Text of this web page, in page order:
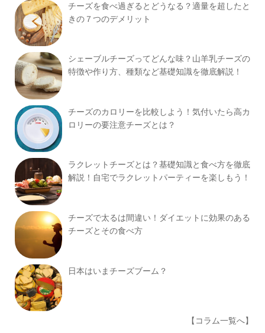
チーズを食べ過ぎるとどうなる？適量を超したと
きの７つのデメリット
シェーブルチーズってどんな味？山羊乳チーズの
特徴や作り方、種類など基礎知識を徹底解説！
チーズのカロリーを比較しよう！気付いたら高カ
ロリーの要注意チーズとは？
ラクレットチーズとは？基礎知識と食べ方を徹底
解説！自宅でラクレットパーティーを楽しもう！
チーズで太るは間違い！ダイエットに効果のある
チーズとその食べ方
日本はいまチーズブーム？
【コラム一覧へ】